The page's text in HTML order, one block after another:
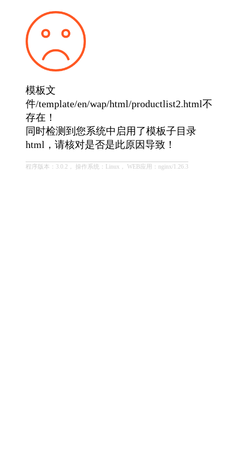
模板文
件/template/en/wap/html/productlist2.html不
存在！
同时检测到您系统中启用了模板子目录
html，请核对是否是此原因导致！
程序版本：3.0.2， 操作系统：Linux， WEB应用：nginx/1.26.3